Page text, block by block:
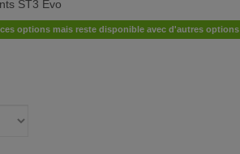
ST3 Evo
options mais reste disponible avec d'autres options